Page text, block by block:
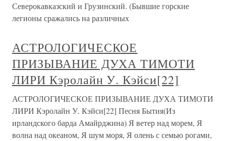
Северокавказский и Грузинский. (Бывшие горские
легионы сражались на различных
АСТРОЛОГИЧЕСКОЕ
ПРИЗЫВАНИЕ ДУХА ТИМОТИ
ЛИРИ Кэролайн У. Кэйси[22]
АСТРОЛОГИЧЕСКОЕ ПРИЗЫВАНИЕ ДУХА ТИМОТИ
ЛИРИ Кэролайн У. Кэйси[22] Песня Бытия(Из
ирландского барда Амайрджина) Я ветер над морем, Я
волна над океаном, Я шум моря, Я олень с семью рогами,